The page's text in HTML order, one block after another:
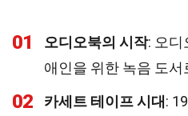
01 오디오북의 시작: 오디
애인을 위한 녹음 도
02 카세트 테이프 시대 :